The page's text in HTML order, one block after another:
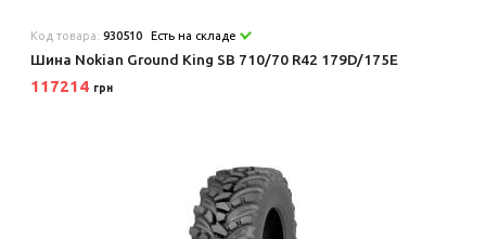
Код товара:930510 Есть на складе
Шина Nokian Ground King SB 710/70 R42 179D/175E
117214 грн